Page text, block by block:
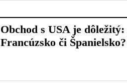
Obchod s USA je
Francúzsko či Španielsko?